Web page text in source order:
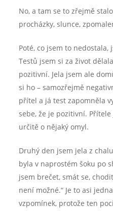
No, a tam se to zřejmě
procházky, slunce,
Poté, co jsem to
Testů jsem si za život
pozitivní. Jela jsem ale
si ho – samozřejmě
přítel a já test zapomněla
sebe, že je pozitivní.
určitě o nějaký omyl.
Druhý den jsem jela z
byla v naprostém šoku po
jsem brečet, smát se,
není možné.“ Je to asi
vzpomínek, protože ten